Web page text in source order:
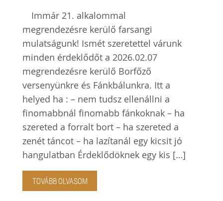
Immár 21. alkalommal
megrendezésre kerülő farsangi
mulatságunk! Ismét szeretettel várunk
minden érdeklődőt a 2026.02.07
megrendezésre kerülő Borfőző
versenyünkre és Fánkbálunkra. Itt a
helyed ha : – nem tudsz ellenállni a
finomabbnál finomabb fánkoknak – ha
szereted a forralt bort – ha szereted a
zenét táncot – ha lazítanál egy kicsit jó
hangulatban Érdeklődöknek egy kis […]
TOVÁBB OLVASOM